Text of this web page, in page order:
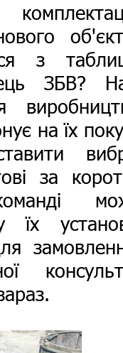
з
ЗБВ?
на їх
за
їх